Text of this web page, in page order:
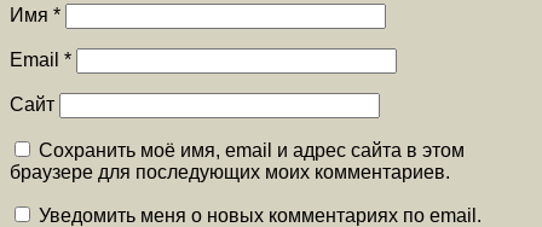
Имя *
Email *
Сайт
Сохранить моё имя, email и адрес сайта в этом
браузере для последующих моих комментариев.
Уведомить меня о новых комментариях по email.